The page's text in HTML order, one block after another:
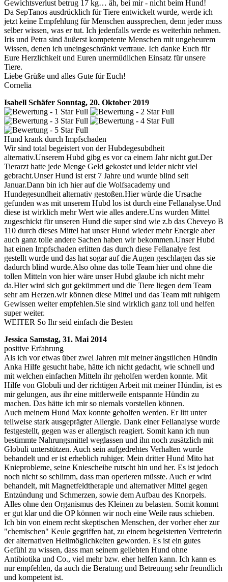
Gewichtsverlust betrug 17 kg… äh, bei mir - nicht beim Hund!
Da SepTanos ausdrücklich für Tiere entwickelt wurde, werde ich
jetzt keine Empfehlung für Menschen aussprechen, denn jeder muss
selber wissen, was er tut. Ich jedenfalls werde es weiterhin nehmen.
Iris und Petra sind äußerst kompetente Menschen mit ungeheurem
Wissen, denen ich uneingeschränkt vertraue. Ich danke Euch für
Eure Herzlichkeit und Euren unermüdlichen Einsatz für unsere
Tiere.
Liebe Grüße und alles Gute für Euch!
Cornelia
Isabell Schäfer Sonntag, 20. Oktober 2019
Hund krank durch Impfschaden
Wir sind total begeistert von der Hubdegesubdheit
alternativ.Unserem Hubd gibg es vor ca einem Jahr nicht gut.Der
Tierarzt hatte jede Menge Geld gekostet und leider nicht viel
gebracht.Unser Hund ist erst 7 Jahre und wurde blind seit
Januar.Dann bin ich hier auf die Wolfsacademy und
Hundegesundheit alternativ gestoßen.Hier würde die Ursache
gefunden was mit unserem Hubd los ist durch eine Fellanalyse.Und
diese ist wirklich mehr Wert wie alles andere.Uns wurden Mittel
zugeschickt für unseren Hund die super sind wie z.b das Cheveyo B
110 durch dieses Mittel hat unser Hund wieder mehr Energie aber
auch ganz tolle andere Sachen haben wir bekommen.Unser Hubd
hat einen Impfschaden erlitten das durch diese Fellanalye fest
gestellt wurde und das hat sogar auf die Augen geschlagen das sie
dadurch blind wurde.Also ohne das tolle Team hier und ohne die
tollen Mitteln von hier wäre unser Hubd glaube ich nicht mehr
da.Hier wird sich gut gekümmert und die Tiere liegen dem Team
sehr am Herzen.wir können diese Mittel und das Team mit ruhigem
Gewissen weiter empfehlen.Sie sind wirklich ganz toll und helfen
super weiter.
WEITER So Ihr seid einfach die Besten
Jessica Samstag, 31. Mai 2014
positive Erfahrung
Als ich vor etwas über zwei Jahren mit meiner ängstlichen Hündin
Anka Hilfe gesucht habe, hätte ich nicht gedacht, wie schnell und
mit welchen einfachen Mitteln ihr geholfen werden konnte. Mit
Hilfe von Globuli und der richtigen Arbeit mit meiner Hündin, ist es
mir gelungen, aus ihr eine mittlerweile entspannte Hündin zu
machen. Das hätte ich mir so niemals vorstellen können.
Auch meinem Hund Max konnte geholfen werden. Er litt unter
teilweise stark ausgeprägter Allergie. Dank einer Fellanalyse wurde
festgestellt, gegen was er allergisch reagiert. Somit kann ich nun
bestimmte Nahrungsmittel weglassen und ihn noch zusätzlich mit
Globuli unterstützen. Auch sein aufgedrehtes Verhalten wurde
behandelt und er ist erheblich ruhiger. Mein dritter Hund Mito hat
Knieprobleme, seine Kniescheibe rutscht hin und her. Es ist jedoch
noch nicht so schlimm, dass man operieren müsste. Auch er wird
behandelt, mit Magnetfeldtherapie und alternativer Mittel gegen
Entzündung und Schmerzen, sowie dem Aufbau des Knorpels.
Alles ohne den Organismus des Kleinen zu belasten. Somit kommt
er gut klar und die OP können wir noch eine Weile raus schieben.
Ich bin von einem recht skeptischen Menschen, der vorher eher zur
"chemischen" Keule gegriffen hat, zu einem begeisterten Vertreterin
der alternativen Heilmöglichkeiten geworden. Es ist ein gutes
Gefühl zu wissen, dass man seinem geliebten Hund ohne
Antibiotika und Co., viel mehr bzw. eher helfen kann. Ich kann es
nur empfehlen, da auch die Beratung und Betreuung sehr freundlich
und kompetent ist.